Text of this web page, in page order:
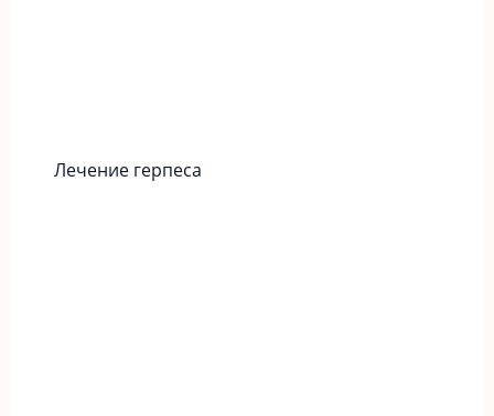
Лечение герпеса